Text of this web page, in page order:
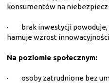
konsumentów na
· brak inwestycji
hamuje wzrost
Na poziomie społecznym:
· osoby zatrudnione bez